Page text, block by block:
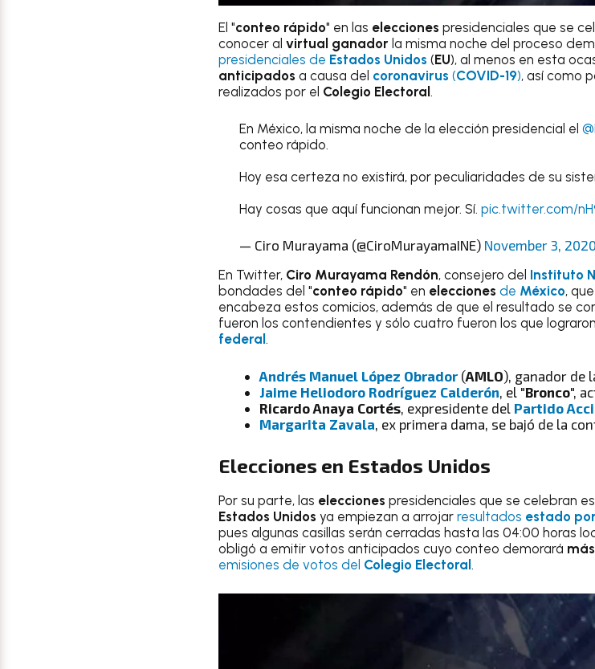
El "conteo rápido" en las elecciones presidenciales que se
conocer al virtual ganador la misma noche del proceso
presidenciales de Estados Unidos (EU), al menos en esta
anticipados a causa del coronavirus (COVID-19), así como
realizados por el Colegio Electoral .
En México, la misma noche de la elección presidencial el
conteo rápido.
Hoy esa certeza no existirá, por peculiaridades de su
Hay cosas que aquí funcionan mejor. Sí. pic.twitter.com/
— Ciro Murayama (@CiroMurayamaINE) November 3, 2020
En Twitter, Ciro Murayama Rendón, consejero del Instituto
bondades del "conteo rápido" en elecciones de México,
encabeza estos comicios, además de que el resultado se
fueron los contendientes y sólo cuatro fueron los que
federal .
Andrés Manuel López Obrador(AMLO), ganador de
Jaime Heliodoro Rodríguez Calderón , el "Bronco",
Ricardo Anaya Cortés , expresidente del Partido
Margarita Zavala , ex primera dama, se bajó de la
Elecciones en Estados Unidos
Por su parte, las elecciones presidenciales que se celebran
Estados Unidos ya empiezan a arrojar resultados estado
pues algunas casillas serán cerradas hasta las 04:00 horas
obligó a emitir votos anticipados cuyo conteo demorará
emisiones de votos del Colegio Electoral .